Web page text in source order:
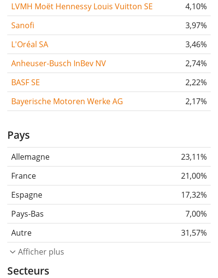
LVMH Moët Hennessy Louis Vuitton SE
4,10%
Sanofi
3,97%
L'Oréal SA
3,46%
Anheuser-Busch InBev NV
2,74%
BASF SE
2,22%
Bayerische Motoren Werke AG
2,17%
Pays
Allemagne
23,11%
France
21,00%
Espagne
17,32%
Pays-Bas
7,00%
Autre
31,57%
Afficher plus
Secteurs